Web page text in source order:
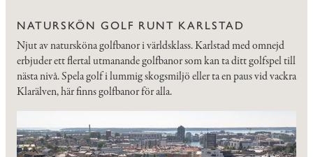
NATURSKÖN GOLF RUNT KARLSTAD
Njut av natursköna golfbanor i världsklass. Karlstad med omnejd
erbjuder ett flertal utmanande golfbanor som kan ta ditt golfspel till
nästa nivå. Spela golf i lummig skogsmiljö eller ta en paus vid vackra
Klarälven, här finns golfbanor för alla.